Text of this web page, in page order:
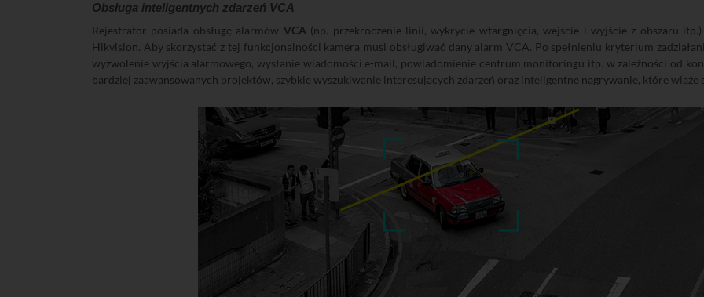
Obsługa inteligentnych zdarzeń VCA
Rejestrator posiada obsługę alarmów VCA (np. przekroczenie linii, wykrycie wtargnięcia, wejście i wyjście z obszaru
Hikvision. Aby skorzystać z tej funkcjonalności kamera musi obsługiwać dany alarm VCA. Po spełnieniu kryterium
wyzwolenie wyjścia alarmowego, wysłanie wiadomości e-mail, powiadomienie centrum monitoringu itp. w zależności od
bardziej zaawansowanych projektów, szybkie wyszukiwanie interesujących zdarzeń oraz inteligentne nagrywanie, które wiąże